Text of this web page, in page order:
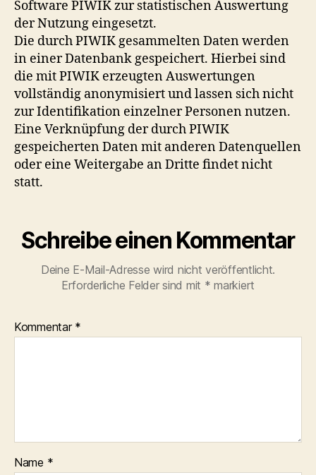
Software PIWIK zur statistischen Auswertung
der Nutzung eingesetzt.
Die durch PIWIK gesammelten Daten werden
in einer Datenbank gespeichert. Hierbei sind
die mit PIWIK erzeugten Auswertungen
vollständig anonymisiert und lassen sich nicht
zur Identifikation einzelner Personen nutzen.
Eine Verknüpfung der durch PIWIK
gespeicherten Daten mit anderen Datenquellen
oder eine Weitergabe an Dritte findet nicht
statt.
Schreibe einen Kommentar
Deine E-Mail-Adresse wird nicht veröffentlicht.
Erforderliche Felder sind mit * markiert
Kommentar *
Name *